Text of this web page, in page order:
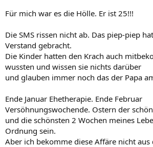
Für mich war es die Hölle. Er ist 25!!!
Die SMS rissen nicht ab. Das piep-piep
Verstand gebracht.
Die Kinder hatten den Krach auch
wussten und wissen sie nichts darüber
und glauben immer noch das der Papa
Ende Januar Ehetherapie. Ende Februar
Versöhnungswochende. Ostern der
und die schönsten 2 Wochen meines
Ordnung sein.
Aber ich bekomme diese Affäre nicht aus